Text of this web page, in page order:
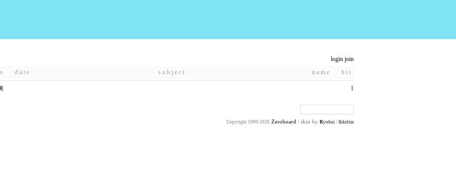
login join
d a t e s u b j e c t n a m e h i t
1
Copyright 1999-2026 Zeroboard / skin by Ryohui / Ikkelim